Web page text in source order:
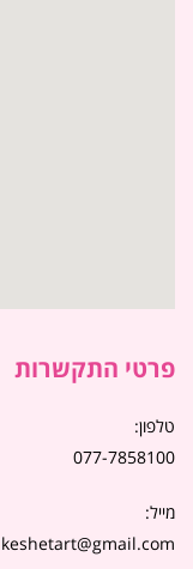
פרטי התקשרות
טלפון:
077-7858100
מייל:
keshetart@gmail.com